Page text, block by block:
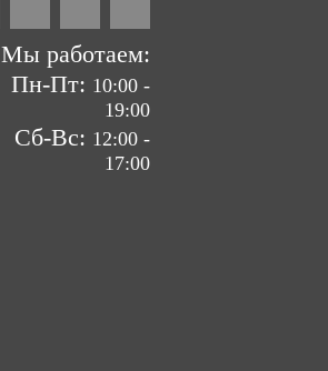
Мы работаем:
Пн-Пт: 10:00 -
19:00
Сб-Вс: 12:00 -
17:00